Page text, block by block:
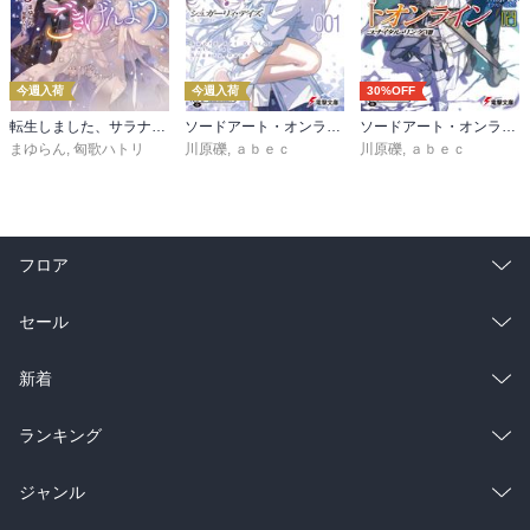
今週入荷
転生しました、サラナ・キンジェです。ごきげんよう。５ ～婚約破棄されたので田舎で気ままに暮らしたいと思います～【電子書店共通特典SS付】
まゆらん, 匈歌ハトリ
今週入荷
ソードアート・オンライン マテリアル１ シュガーリィ・デイズ
川原礫, ａｂｅｃ
30%OFF
ソードアート・オンライン29 ユナイタル・リングVIII
川原礫, ａｂｅｃ
フロア
総合
ラノベ
雑誌・グラビア
BL・TL
セール
総合
ラノベ
雑誌・グラビア
新着
総合
ラノベ
ランキング
総合
ジャンル